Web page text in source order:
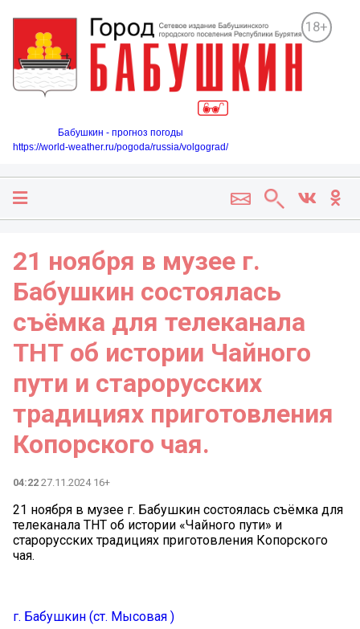
18+
Бабушкин - прогноз погоды
https://world-weather.ru/pogoda/russia/volgograd/
21 ноября в музее г.
Бабушкин состоялась
съёмка для телеканала
ТНТ об истории Чайного
пути и старорусских
традициях приготовления
Копорского чая.
04:22 27.11.2024 16+
21 ноября в музее г. Бабушкин состоялась съёмка для
телеканала ТНТ об истории «Чайного пути» и
старорусских традициях приготовления Копорского
чая.
г. Бабушкин (ст. Мысовая )